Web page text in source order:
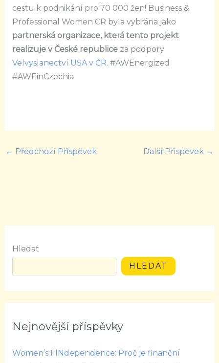
cestu k podnikání pro 70 000 žen! Business &
Professional Women CR byla vybrána jako
partnerská organizace, která tento projekt
realizuje v České republiceza podpory
Velvyslanectví USA v ČR. #AWEnergized
#AWEinCzechia
← Předchozí Příspěvek Další Příspěvek →
Hledat
HLEDAT
Nejnovější příspěvky
Women’s FINdependence: Proč je finanční